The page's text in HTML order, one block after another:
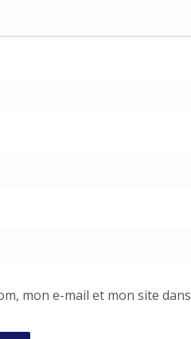
mon e-mail et mon site